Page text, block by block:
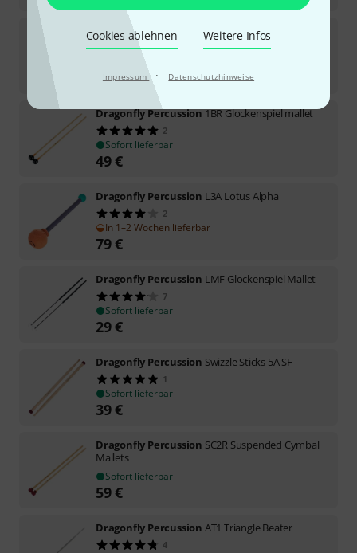
Cookies ablehnen Weitere Infos
Impressum · Datenschutzhinweise
Dragonfly Percussion 1BL Glockenspiel Mallet
In 1–2 Wochen lieferbar
45€
Dragonfly Percussion1BR Glockenspiel mallet
2
Sofort lieferbar
49€
Dragonfly Percussion L3A Lotus Alpha
2
In 1–2 Wochen lieferbar
79€
Dragonfly Percussion LMF Glockenspiel Mallet
7
Sofort lieferbar
29€
Dragonfly Percussion Swizzle Sticks 5A SF
1
Sofort lieferbar
39€
Dragonfly Percussion SC2R Suspended Cymbal
Mallets
Sofort lieferbar
59€
Dragonfly Percussion AT1 Triangle Beater
4